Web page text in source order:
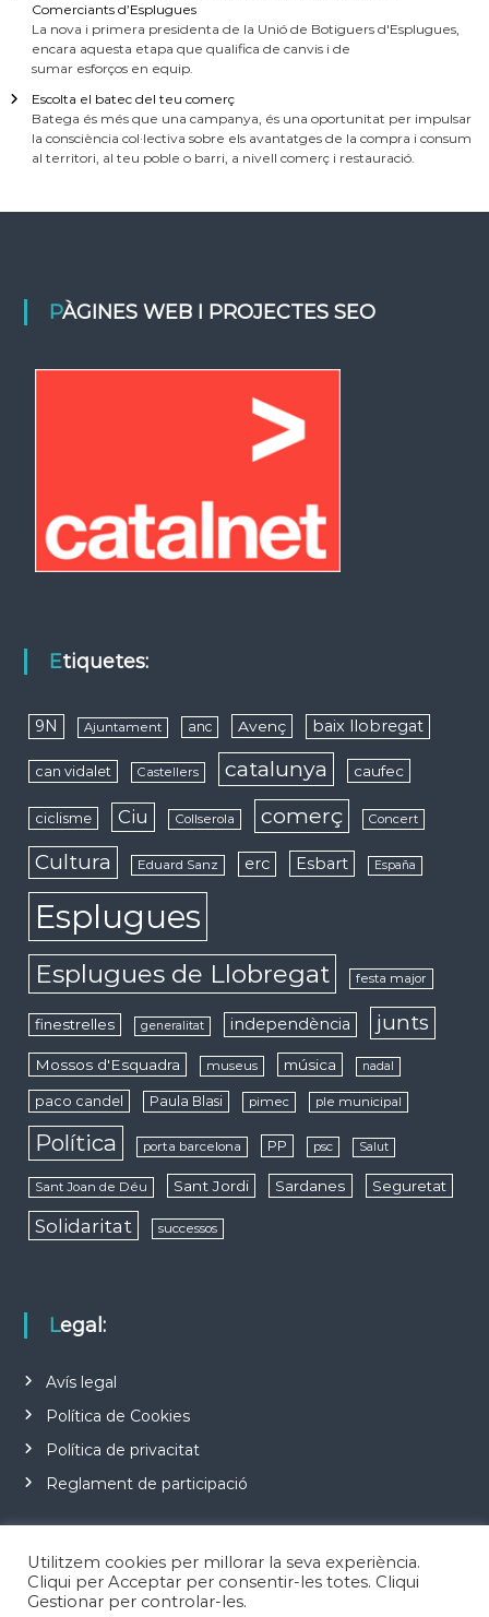
Comerciants d’Esplugues
La nova i primera presidenta de la Unió de Botiguers d'Esplugues,
encara aquesta etapa que qualifica de canvis i de
sumar esforços en equip.
Escolta el batec del teu comerç
Batega és més que una campanya, és una oportunitat per impulsar
la consciència col·lectiva sobre els avantatges de la compra i consum
al territori, al teu poble o barri, a nivell comerç i restauració.
PÀGINES WEB I PROJECTES SEO
Etiquetes:
9N Ajuntament anc Avenç baix llobregat
can vidalet Castellers catalunya caufec
ciclisme Ciu Collserola comerç Concert
Cultura Eduard Sanz erc Esbart España
Esplugues
Esplugues de Llobregat festa major
finestrelles generalitat independència junts
Mossos d'Esquadra museus música nadal
paco candel Paula Blasi pimec ple municipal
Política porta barcelona PP psc Salut
Sant Joan de Déu Sant Jordi Sardanes Seguretat
Solidaritat successos
Legal:
Avís legal
Política de Cookies
Política de privacitat
Reglament de participació
Utilitzem cookies per millorar la seva experiència.
Cliqui per Acceptar per consentir-les totes. Cliqui
Gestionar per controlar-les.